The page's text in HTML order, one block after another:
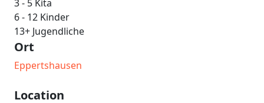
3 - 5 Kita
6 - 12 Kinder
13+ Jugendliche
Ort
Eppertshausen
Location